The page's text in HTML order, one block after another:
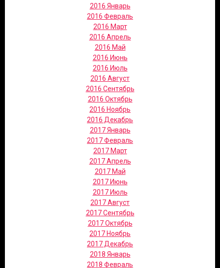
2016 Январь
2016 Февраль
2016 Март
2016 Апрель
2016 Май
2016 Июнь
2016 Июль
2016 Август
2016 Сентябрь
2016 Октябрь
2016 Ноябрь
2016 Декабрь
2017 Январь
2017 Февраль
2017 Март
2017 Апрель
2017 Май
2017 Июнь
2017 Июль
2017 Август
2017 Сентябрь
2017 Октябрь
2017 Ноябрь
2017 Декабрь
2018 Январь
2018 Февраль